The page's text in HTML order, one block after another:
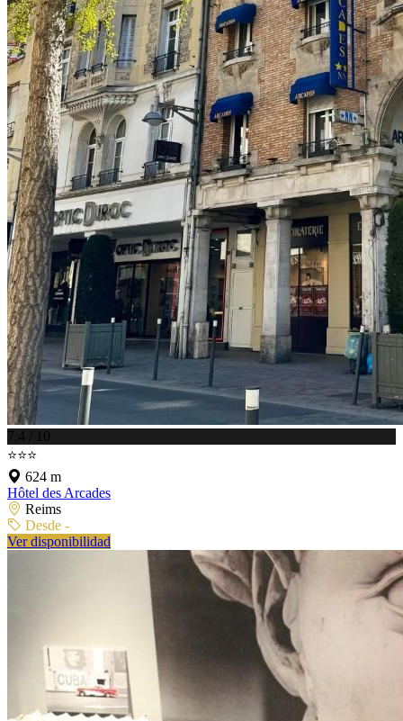
7.4 / 10
⭐⭐⭐
624 m
Hôtel des Arcades
Reims
Desde -
Ver disponibilidad